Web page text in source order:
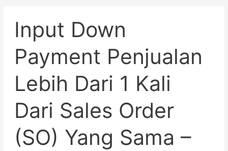
Input Down
Payment Penjualan
Lebih Dari 1 Kali
Dari Sales Order
(SO) Yang Sama –
Down
Payment
Lebih
1
Kali
Sales
(SO)
Yang